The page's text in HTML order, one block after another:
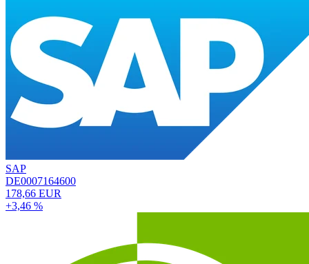
SAP
DE0007164600
178,66 EUR
+3,46 %